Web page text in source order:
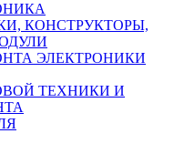
КОНСТРУКТОРЫ,
ЭЛЕКТРОНИКИ
ТЕХНИКИ И